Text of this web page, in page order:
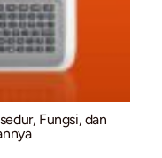
EVAR
Abdominal